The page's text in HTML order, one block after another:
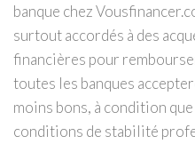
banque chez
surtout accordés à des
financières pour
toutes les banques
moins bons, à condition
conditions de stabilité